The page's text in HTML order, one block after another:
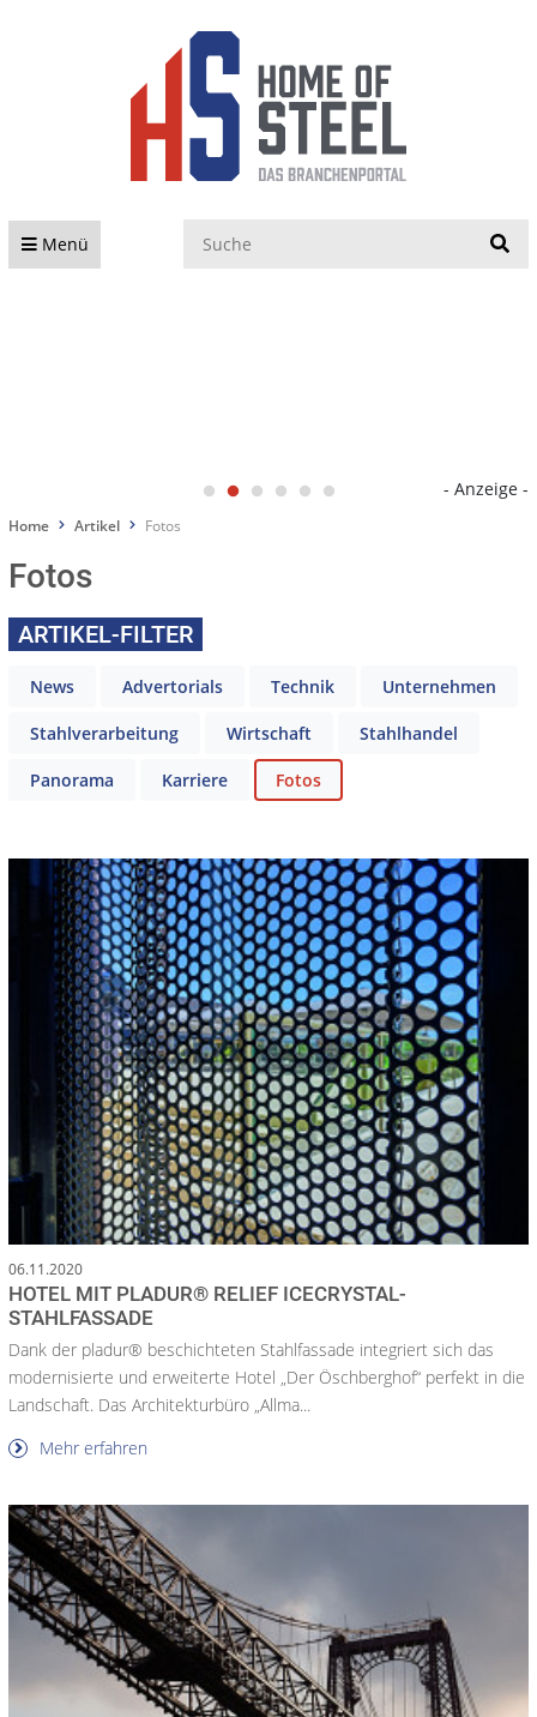
Menü
- Anzeige -
Home Artikel Fotos
Fotos
ARTIKEL-FILTER
News Advertorials Technik Unternehmen
Stahlverarbeitung Wirtschaft Stahlhandel
Panorama Karriere Fotos
06.11.2020
HOTEL MIT PLADUR® RELIEF ICECRYSTAL-
STAHLFASSADE
Dank der pladur® beschichteten Stahlfassade integriert sich das
modernisierte und erweiterte Hotel „Der Öschberghof“ perfekt in die
Landschaft. Das Architekturbüro „Allma...
Mehr erfahren